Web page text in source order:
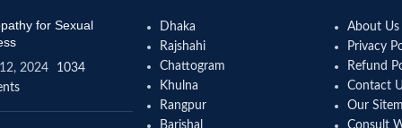
for Sexual
2024
1034
Dhaka
Rajshahi
Chattogram
Khulna
Rangpur
Barishal
About Us
Privacy
Refund
Contact
Our
Consult